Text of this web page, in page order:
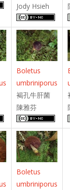
Jody Hsieh
Boletus
umbriniporus
褐孔牛肝菌
陳雅芬
Boletus
umbriniporus